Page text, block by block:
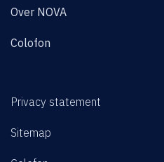
Over NOVA
Colofon
Privacy statement
Sitemap